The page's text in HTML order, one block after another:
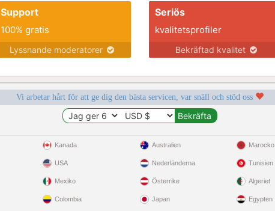
Support
100% gratis
Lyssnande moderatorer
Seriös
kvalitetsprofiler
Bekräftad kvalitet
Vi arbetar hårt för att ge dig den bästa servicen, var snäll och stöd oss
Kanada
USA
Mexiko
Colombia
Australien
Nederländerna
Österrike
Japan
Marocko
Tunisien
Algeriet
Egypten